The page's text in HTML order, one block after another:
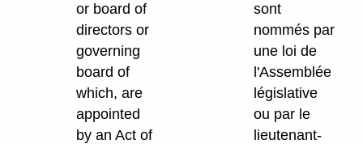
or board of
directors or
governing
board of
which, are
appointed
by an Act of
sont
nommés par
une loi de
l'Assemblée
législative
ou par le
lieutenant-